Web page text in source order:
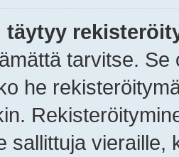
täytyy
tarvitse.
he
sallittuja vieraille,